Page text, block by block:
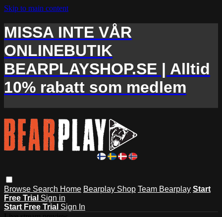
Skip to main content
MISSA INTE VÅR
ONLINEBUTIK
BEARPLAYSHOP.SE | Alltid
10% rabatt som medlem
Browse Search Home Bearplay Shop Team Bearplay Start
Free Trial Sign in
Start Free Trial Sign In